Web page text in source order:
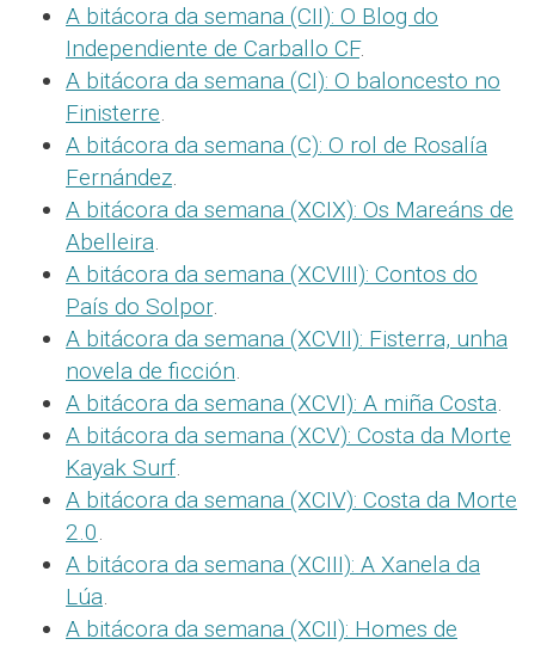
A bitácora da semana (CII): O Blog do
Independiente de Carballo CF.
A bitácora da semana (CI): O baloncesto no
Finisterre.
A bitácora da semana (C): O rol de Rosalía
Fernández.
A bitácora da semana (XCIX): Os Mareáns de
Abelleira.
A bitácora da semana (XCVIII): Contos do
País do Solpor.
A bitácora da semana (XCVII): Fisterra, unha
novela de ficción.
A bitácora da semana (XCVI): A miña Costa.
A bitácora da semana (XCV): Costa da Morte
Kayak Surf.
A bitácora da semana (XCIV): Costa da Morte
2.0.
A bitácora da semana (XCIII): A Xanela da
Lúa.
A bitácora da semana (XCII): Homes de